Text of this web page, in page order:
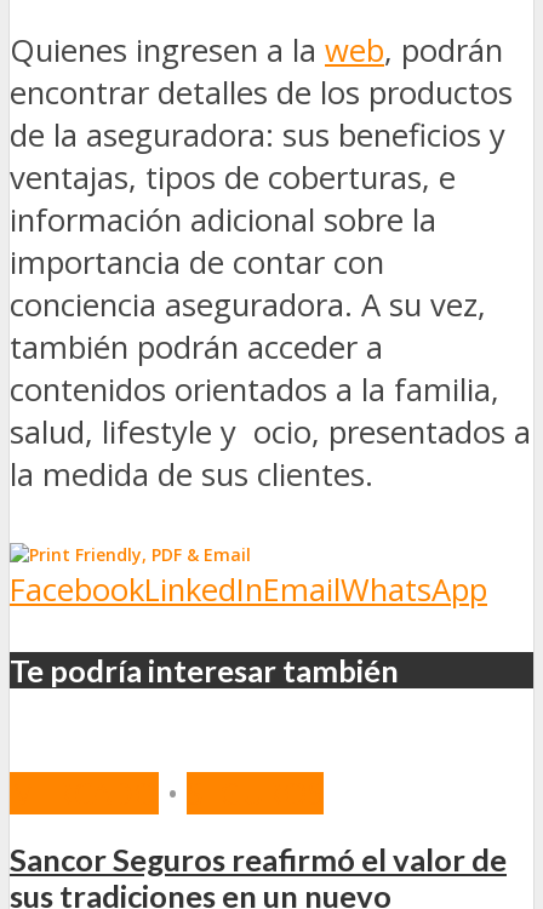
Quienes ingresen a la web, podrán
encontrar detalles de los productos
de la aseguradora: sus beneficios y
ventajas, tipos de coberturas, e
información adicional sobre la
importancia de contar con
conciencia aseguradora. A su vez,
también podrán acceder a
contenidos orientados a la familia,
salud, lifestyle y ocio, presentados a
la medida de sus clientes.
FacebookLinkedInEmailWhatsApp
Te podría interesar también
•
Sancor Seguros reafirmó el valor de
sus tradiciones en un nuevo